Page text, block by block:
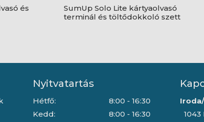
és
SumUp Solo Lite kártyaolvasó
terminál és töltődokkoló szett
Nyitvatartás
Hétfő:
Kedd:
8:00 - 16:30
8:00 - 16:30